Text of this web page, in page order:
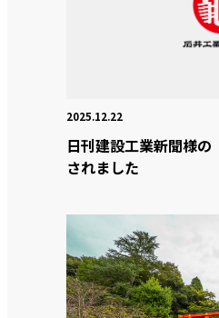
2025.12.22
日刊建設工業新聞様
されました